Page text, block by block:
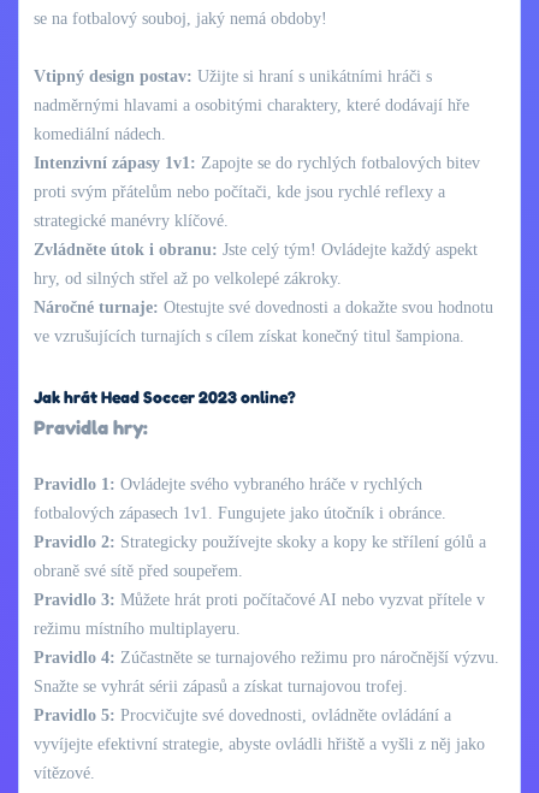
se na fotbalový souboj, jaký nemá obdoby!
Vtipný design postav: Užijte si hraní s unikátními hráči s
nadměrnými hlavami a osobitými charaktery, které dodávají hře
komediální nádech.
Intenzivní zápasy 1v1: Zapojte se do rychlých fotbalových bitev
proti svým přátelům nebo počítači, kde jsou rychlé reflexy a
strategické manévry klíčové.
Zvládněte útok i obranu: Jste celý tým! Ovládejte každý aspekt
hry, od silných střel až po velkolepé zákroky.
Náročné turnaje: Otestujte své dovednosti a dokažte svou hodnotu
ve vzrušujících turnajích s cílem získat konečný titul šampiona.
Jak hrát Head Soccer 2023 online?
Pravidla hry:
Pravidlo 1: Ovládejte svého vybraného hráče v rychlých
fotbalových zápasech 1v1. Fungujete jako útočník i obránce.
Pravidlo 2: Strategicky používejte skoky a kopy ke střílení gólů a
obraně své sítě před soupeřem.
Pravidlo 3: Můžete hrát proti počítačové AI nebo vyzvat přítele v
režimu místního multiplayeru.
Pravidlo 4: Zúčastněte se turnajového režimu pro náročnější výzvu.
Snažte se vyhrát sérii zápasů a získat turnajovou trofej.
Pravidlo 5: Procvičujte své dovednosti, ovládněte ovládání a
vyvíjejte efektivní strategie, abyste ovládli hřiště a vyšli z něj jako
vítězové.